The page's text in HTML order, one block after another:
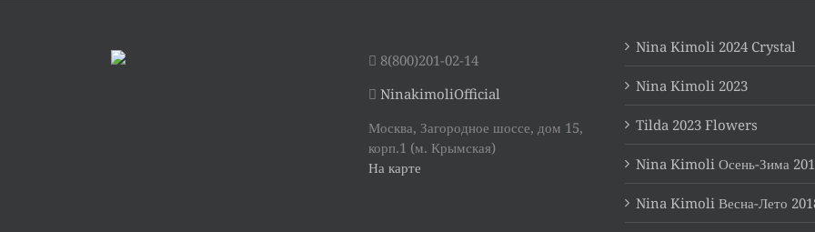
8(800)201-02-14
NinakimoliOfficial
Москва, Загородное шоссе, дом 15,
корп.1 (м. Крымская)
На карте
Nina Kimoli 2024 Crystal
Nina Kimoli 2023
Tilda 2023 Flowers
Nina Kimoli Осень-Зима
Nina Kimoli Весна-Лето